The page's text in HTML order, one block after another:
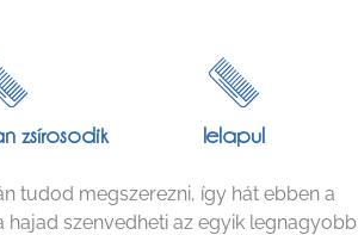
zsírosodik lelapul
tudod megszerezni, így hát ebben a
hajad szenvedheti az egyik legnagyobb